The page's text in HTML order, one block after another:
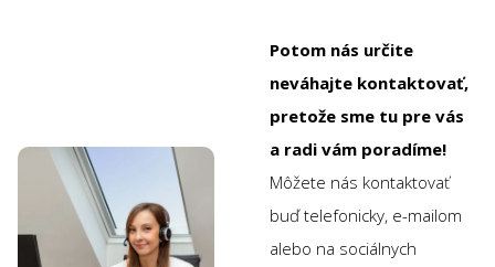
Potom nás určite
neváhajte kontaktovať,
pretože sme tu pre vás
a radi vám poradíme!
Môžete nás kontaktovať
buď telefonicky, e-mailom
alebo na sociálnych